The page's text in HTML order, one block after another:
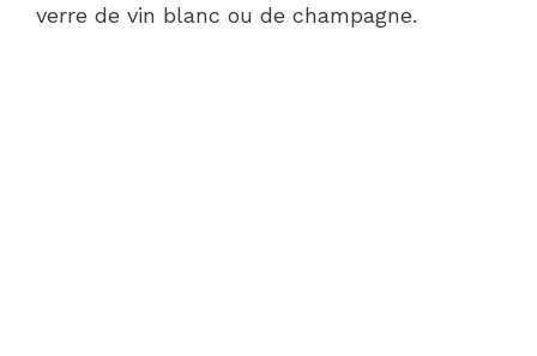
verre de vin blanc ou de champagne.